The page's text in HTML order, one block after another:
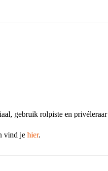
gebruik rolpiste en privéleraar
vind je hier.